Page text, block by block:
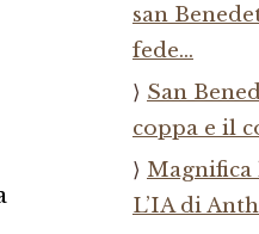
san
fede…
San
coppa e il
Magnifica
L’IA di